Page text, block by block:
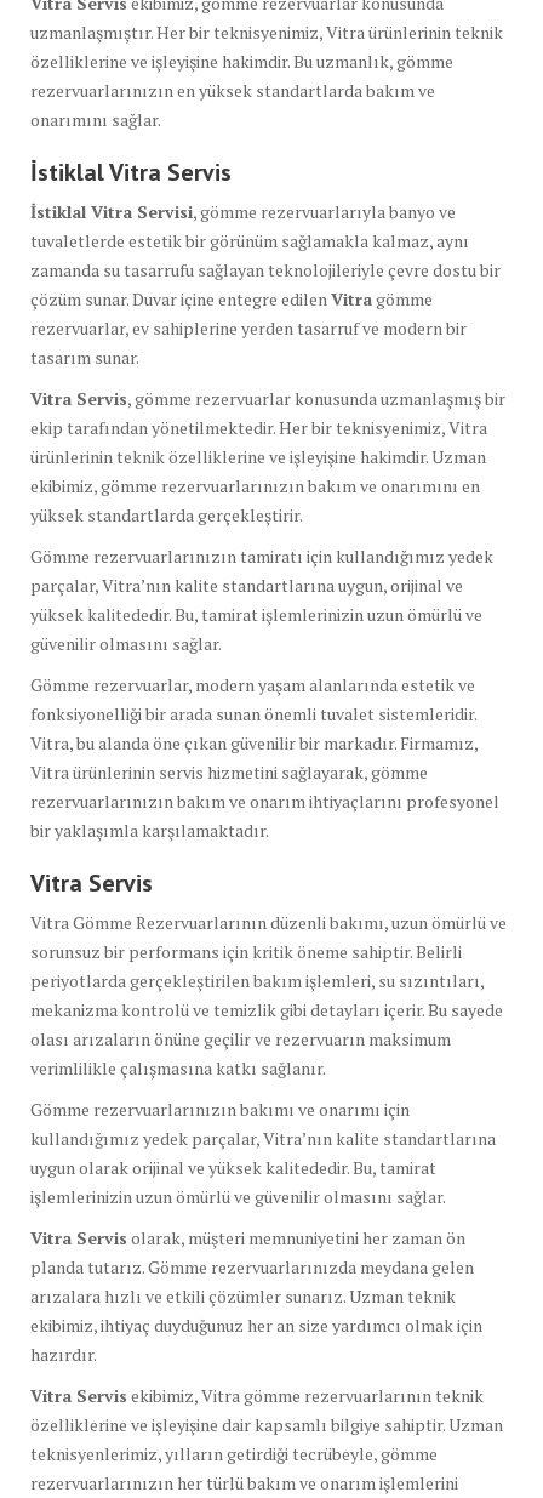
uzmanlaşmıştır. Her bir teknisyenimiz, Vitra ürünlerinin teknik
özelliklerine ve işleyişine hakimdir. Bu uzmanlık, gömme
rezervuarlarınızın en yüksek standartlarda bakım ve
onarımını sağlar.
İstiklal Vitra Servis
İstiklal Vitra Servisi, gömme rezervuarlarıyla banyo ve
tuvaletlerde estetik bir görünüm sağlamakla kalmaz, aynı
zamanda su tasarrufu sağlayan teknolojileriyle çevre dostu bir
çözüm sunar. Duvar içine entegre edilenVitragömme
rezervuarlar, ev sahiplerine yerden tasarruf ve modern bir
tasarım sunar.
Vitra Servis, gömme rezervuarlar konusunda uzmanlaşmış bir
ekip tarafından yönetilmektedir. Her bir teknisyenimiz, Vitra
ürünlerinin teknik özelliklerine ve işleyişine hakimdir. Uzman
ekibimiz, gömme rezervuarlarınızın bakım ve onarımını en
yüksek standartlarda gerçekleştirir.
Gömme rezervuarlarınızın tamiratı için kullandığımız yedek
parçalar, Vitra’nın kalite standartlarına uygun, orijinal ve
yüksek kalitededir. Bu, tamirat işlemlerinizin uzun ömürlü ve
güvenilir olmasını sağlar.
Gömme rezervuarlar, modern yaşam alanlarında estetik ve
fonksiyonelliği bir arada sunan önemli tuvalet sistemleridir.
Vitra, bu alanda öne çıkan güvenilir bir markadır. Firmamız,
Vitra ürünlerinin servis hizmetini sağlayarak, gömme
rezervuarlarınızın bakım ve onarım ihtiyaçlarını profesyonel
bir yaklaşımla karşılamaktadır.
Vitra Servis
Vitra Gömme Rezervuarlarının düzenli bakımı, uzun ömürlü ve
sorunsuz bir performans için kritik öneme sahiptir. Belirli
periyotlarda gerçekleştirilen bakım işlemleri, su sızıntıları,
mekanizma kontrolü ve temizlik gibi detayları içerir. Bu sayede
olası arızaların önüne geçilir ve rezervuarın maksimum
verimlilikle çalışmasına katkı sağlanır.
Gömme rezervuarlarınızın bakımı ve onarımı için
kullandığımız yedek parçalar, Vitra’nın kalite standartlarına
uygun olarak orijinal ve yüksek kalitededir. Bu, tamirat
işlemlerinizin uzun ömürlü ve güvenilir olmasını sağlar.
Vitra Servis olarak, müşteri memnuniyetini her zaman ön
planda tutarız. Gömme rezervuarlarınızda meydana gelen
arızalara hızlı ve etkili çözümler sunarız. Uzman teknik
ekibimiz, ihtiyaç duyduğunuz her an size yardımcı olmak için
hazırdır.
Vitra Servis ekibimiz, Vitra gömme rezervuarlarının teknik
özelliklerine ve işleyişine dair kapsamlı bilgiye sahiptir. Uzman
teknisyenlerimiz, yılların getirdiği tecrübeyle, gömme
rezervuarlarınızın her türlü bakım ve onarım işlemlerini